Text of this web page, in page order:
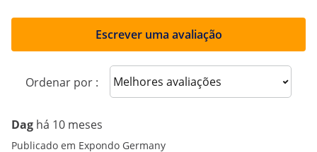
Escrever uma avaliação
Ordenar por : Sort reviews
Dag há 10 meses
Publicado em Expondo Germany